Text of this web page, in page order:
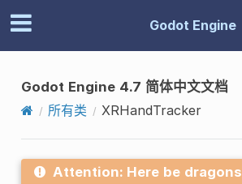
Godot Engine
Godot Engine 4.7 简体中文文档
所有类
XRHandTracker
Attention: Here be dragons